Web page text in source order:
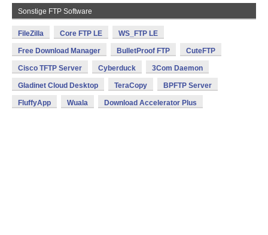
Sonstige FTP Software
FileZilla Core FTP LE WS_FTP LE
Free Download Manager BulletProof FTP CuteFTP
Cisco TFTP Server Cyberduck 3Com Daemon
Gladinet Cloud Desktop TeraCopy BPFTP Server
FluffyApp Wuala Download Accelerator Plus